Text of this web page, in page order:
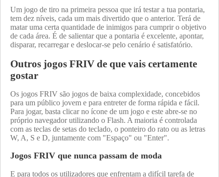
Um jogo de tiro na primeira pessoa que irá testar a tua pontaria,
tem dez níveis, cada um mais divertido que o anterior. Terá de
matar uma certa quantidade de inimigos para cumprir o objetivo
de cada área. É de salientar que a pontaria é excelente, apontar,
disparar, recarregar e deslocar-se pelo cenário é satisfatório.
Outros jogos FRIV de que vais certamente
gostar
Os jogos FRIV são jogos de baixa complexidade, concebidos
para um público jovem e para entreter de forma rápida e fácil.
Para jogar, basta clicar no ícone de um jogo e este abre-se no
próprio navegador utilizando o Flash. A maioria é controlada
com as teclas de setas do teclado, o ponteiro do rato ou as letras
W, A, S e D, juntamente com "Espaço" ou "Enter".
Jogos FRIV que nunca passam de moda
E para todos os utilizadores que enfrentam a difícil tarefa de